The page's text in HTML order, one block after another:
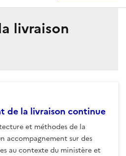
livraison
de la livraison continue
et méthodes de la
accompagnement sur des
au contexte du ministère et